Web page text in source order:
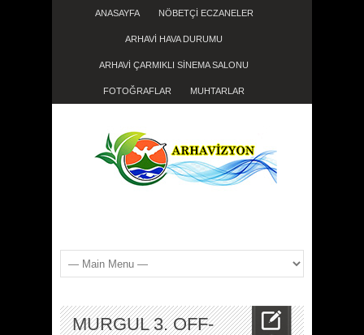
ANASAYFA NÖBETÇİ ECZANELER
ARHAVİ HAVA DURUMU
ARHAVİ ÇARMIKLI SİNEMA SALONU
FOTOĞRAFLAR MUHTARLAR
MURGUL 3. OFF-